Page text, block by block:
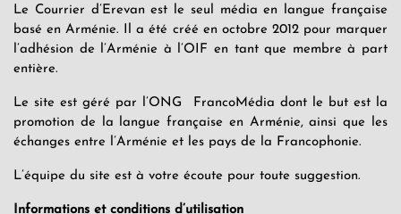
Le Courrier d’Erevan est le seul média en langue française
basé en Arménie. Il a été créé en octobre 2012 pour marquer
l’adhésion de l’Arménie à l’OIF en tant que membre à part
entière.
Le site est géré par l’ONG FrancoMédia dont le but est la
promotion de la langue française en Arménie, ainsi que les
échanges entre l’Arménie et les pays de la Francophonie.
L’équipe du site est à votre écoute pour toute suggestion.
Informations et conditions d’utilisation